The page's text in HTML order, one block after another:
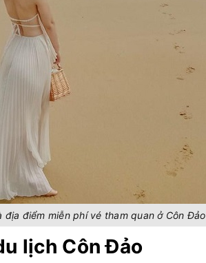
địa điểm miễn phí vé tham quan ở Côn Đảo
lịch Côn Đảo